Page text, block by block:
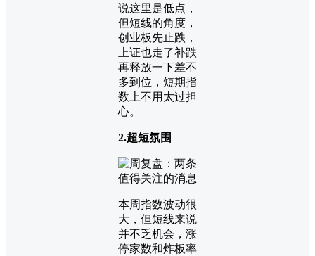
说这里是低点，
但短线的角度，
创业板先止跌，
上证也走了补跌
再释放一下差不
多到位，短期指
数上不用太过担
心。
2.超短氛围
本周指数波动很
大，但短线来说
并不乏机会，涨
停家数和炸板率